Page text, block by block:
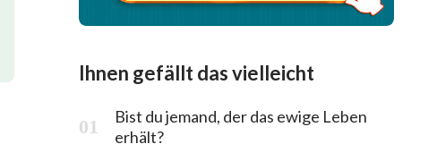
Ihnen gefällt das vielleicht
Bist du jemand, der das ewige Leben
erhält?